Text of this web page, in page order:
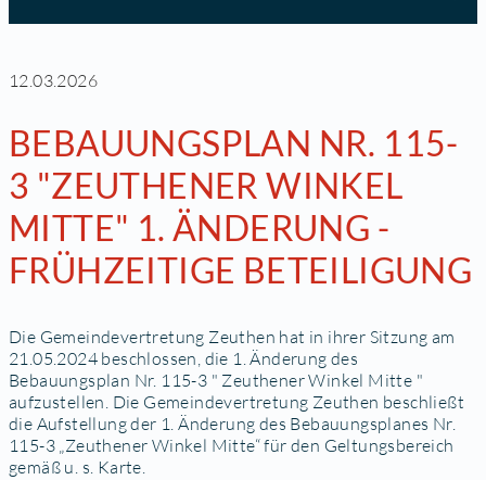
12.03.2026
BEBAUUNGSPLAN NR. 115-
3 "ZEUTHENER WINKEL
MITTE" 1. ÄNDERUNG -
FRÜHZEITIGE BETEILIGUNG
Die Gemeindevertretung Zeuthen hat in ihrer Sitzung am
21.05.2024 beschlossen, die 1. Änderung des
Bebauungsplan Nr. 115-3 " Zeuthener Winkel Mitte "
aufzustellen. Die Gemeindevertretung Zeuthen beschließt
die Aufstellung der 1. Änderung des Bebauungsplanes Nr.
115-3 „Zeuthener Winkel Mitte“ für den Geltungsbereich
gemäß u. s. Karte.